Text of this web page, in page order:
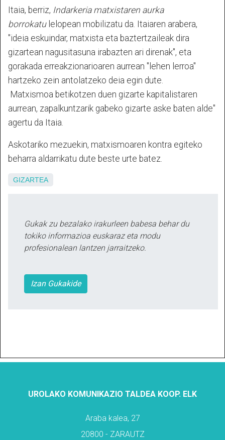
Itaia, berriz, Indarkeria matxistaren aurka
borrokatulelopean mobilizatu da. Itaiaren arabera,
"ideia eskuindar, matxista eta baztertzaileak dira
gizartean nagusitasuna irabazten ari direnak", eta
gorakada erreakzionarioaren aurrean "lehen lerroa"
hartzeko zein antolatzeko deia egin dute.
Matxismoa betikotzen duen gizarte kapitalistaren
aurrean, zapalkuntzarik gabeko gizarte aske baten alde"
agertu da Itaia.
Askotariko mezuekin, matxismoaren kontra egiteko
beharra aldarrikatu dute beste urte batez.
GIZARTEA
Gukak zu bezalako irakurleen babesa behar du
tokiko informazioa euskaraz eta modu
profesionalean lantzen jarraitzeko.
Izan Gukakide
UROLAKO KOMUNIKAZIO TALDEA KOOP. ELK
Araba kalea, 27
20800 - ZARAUTZ